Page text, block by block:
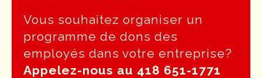
Vous souhaitez organiser un
programme de dons des
employés dans votre entreprise?
Appelez-nous au 418 651-1771